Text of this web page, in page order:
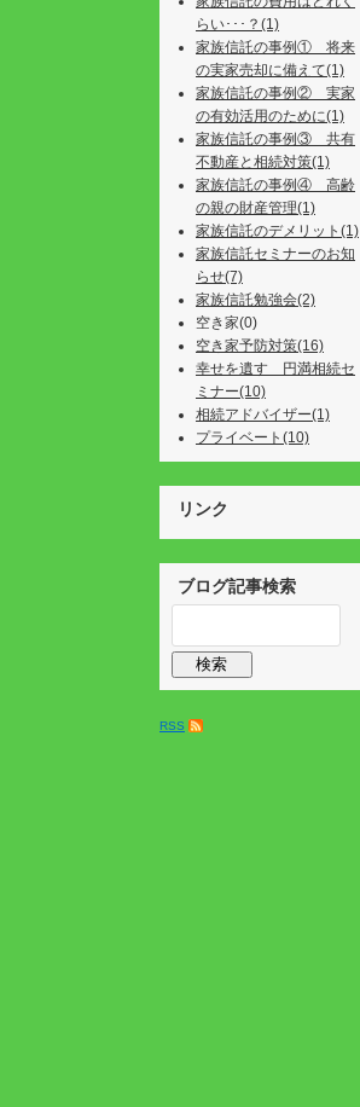
らい･･･？(1)
家族信託の事例① 将来
の実家売却に備えて(1)
家族信託の事例② 実家
の有効活用のために(1)
家族信託の事例③ 共有
不動産と相続対策(1)
家族信託の事例④ 高齢
の親の財産管理(1)
家族信託のデメリット(1)
家族信託セミナーのお知
らせ(7)
家族信託勉強会(2)
空き家(0)
空き家予防対策(16)
幸せを遺す 円満相続セ
ミナー(10)
相続アドバイザー(1)
プライベート(10)
リンク
ブログ記事検索
RSS